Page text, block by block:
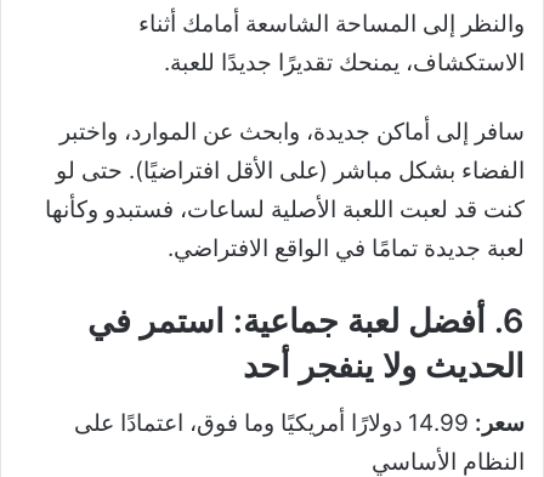
والنظر إلى المساحة الشاسعة أمامك أثناء
الاستكشاف، يمنحك تقديرًا جديدًا للعبة.
سافر إلى أماكن جديدة، وابحث عن الموارد، واختبر
الفضاء بشكل مباشر (على الأقل افتراضيًا). حتى لو
كنت قد لعبت اللعبة الأصلية لساعات، فستبدو وكأنها
لعبة جديدة تمامًا في الواقع الافتراضي.
6. أفضل لعبة جماعية: استمر في
الحديث ولا ينفجر أحد
سعر:
14.99 دولارًا أمريكيًا وما فوق، اعتمادًا على
النظام الأساسي